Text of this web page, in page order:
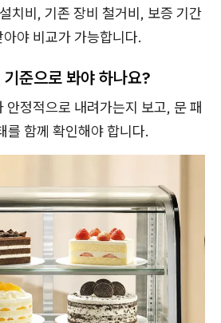
치비, 기존 장비 철거비, 보증 기간
야 비교가 가능합니다.
준으로 봐야 하나요?
안정적으로 내려가는지 보고, 문 패
를 함께 확인해야 합니다.